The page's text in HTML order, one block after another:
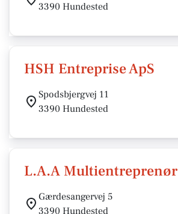
3390 Hundested
HSH Entreprise ApS
Spodsbjergvej 11
3390 Hundested
L.A.A Multientreprenør
Gærdesangervej 5
3390 Hundested